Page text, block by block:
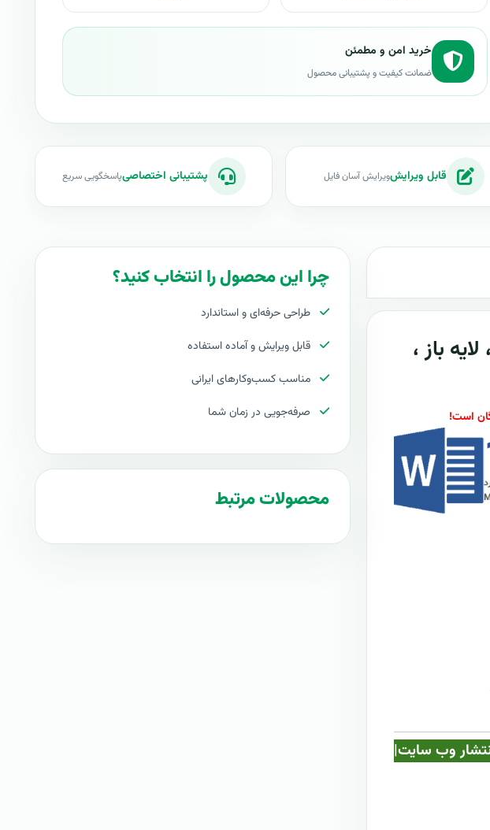
خرید امن و مطمئن
ضمانت کیفیت و پشتیبانی محصول
قابل ویرایشویرایش آسان فایل پشتیبانی اختصاصیپاسخگویی سریع
باز ،
و انتشار وب سایت|
چرا این محصول را انتخاب کنید؟
طراحی حرفه‌ای و استاندارد
قابل ویرایش و آماده استفاده
مناسب کسب‌وکارهای ایرانی
صرفه‌جویی در زمان شما
محصولات مرتبط